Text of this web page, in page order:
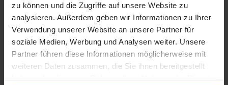
zu können und die Zugriffe auf unsere Website zu
analysieren. Außerdem geben wir Informationen zu Ihrer
Verwendung unserer Website an unsere Partner für
soziale Medien, Werbung und Analysen weiter. Unsere
Partner führen diese Informationen möglicherweise mit
weiteren Daten zusammen, die Sie ihnen bereitgestellt
wird, und vom Standort des Apple Autorisierten
Service-Providers. Apple kann zudem verlangen,
dass leicht zu installierende Komponenten (DIY-
Komponenten, Do-it-yourself) vom Kunden selbst
ausgetauscht werden.
(3) Der AppleCare Protection Plan muss innerhalb